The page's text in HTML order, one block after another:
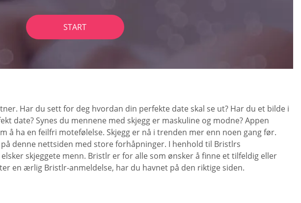
START
Har du sett for deg hvordan din perfekte date skal se ut? Har du et bilde i
date? Synes du mennene med skjegg er maskuline og modne? Appen
ha en feilfri motefølelse. Skjegg er nå i trenden mer enn noen gang før.
denne nettsiden med store forhåpninger. I henhold til Bristlrs
skjeggete menn. Bristlr er for alle som ønsker å finne et tilfeldig eller
en ærlig Bristlr-anmeldelse, har du havnet på den riktige siden.